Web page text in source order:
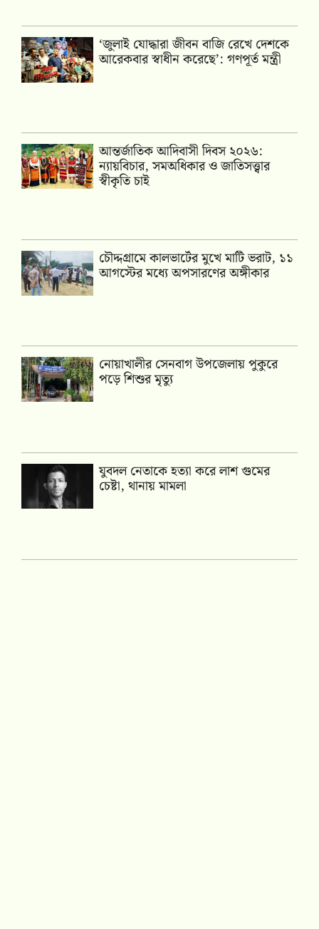
‘জুলাই যোদ্ধারা জীবন বাজি রেখে দেশকে
আরেকবার স্বাধীন করেছে’: গণপূর্ত মন্ত্রী
আন্তর্জাতিক আদিবাসী দিবস ২০২৬:
ন্যায়বিচার, সমঅধিকার ও জাতিসত্ত্বার
স্বীকৃতি চাই
চৌদ্দগ্রামে কালভার্টের মুখে মাটি ভরাট, ১১
আগস্টের মধ্যে অপসারণের অঙ্গীকার
নোয়াখালীর সেনবাগ উপজেলায় পুকুরে
পড়ে শিশুর মৃত্যু
যুবদল নেতাকে হত্যা করে লাশ গুমের
চেষ্টা, থানায় মামলা